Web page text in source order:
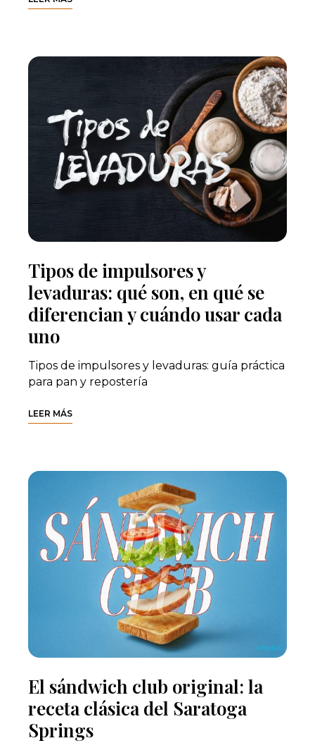
Tipos de impulsores y
levaduras: qué son, en qué se
diferencian y cuándo usar cada
uno
Tipos de impulsores y levaduras: guía práctica
para pan y repostería
LEER MÁS
El sándwich club original: la
receta clásica del Saratoga
Springs